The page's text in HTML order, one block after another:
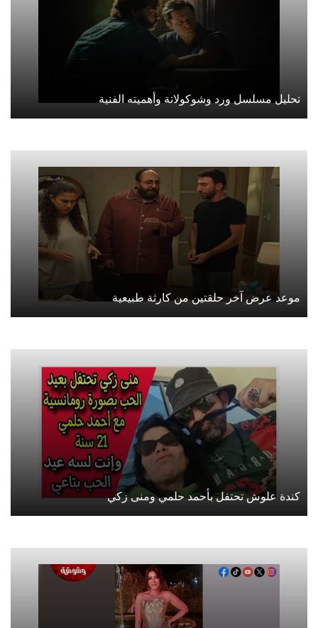
تحليل مسلسل ورد وشوكولاتة وأهميته الفنية
موعد عرض آخر حلقتين من كارثة طبيعية
كندة علوش تحتفل بأحمد حلمي ومنى زكي